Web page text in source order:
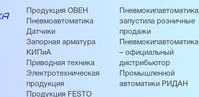
Продукция ОВЕН
Пневмоавтоматика
Датчики
Запорная арматура
КИПиА
Приводная техника
Электротехническая
продукция
Продукция FESTO
Пневмокипавтоматика
запустила розничные
продажи
Пневмокипавтоматика
– официальный
дистрибьютор
Промышленной
автоматики РИДАН